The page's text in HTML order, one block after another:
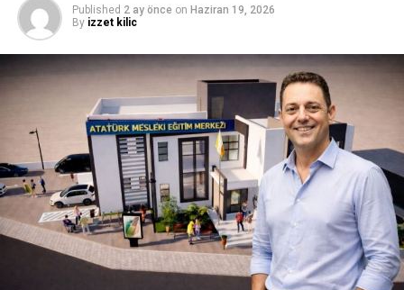
Published 2 ay önce on Haziran 19, 2026
By izzet kilic